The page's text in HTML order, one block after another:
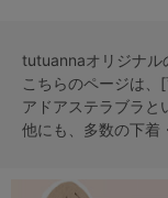
tutuannaオリジナル
こちらのページは
アドアステラブラと
他にも、多数の下着